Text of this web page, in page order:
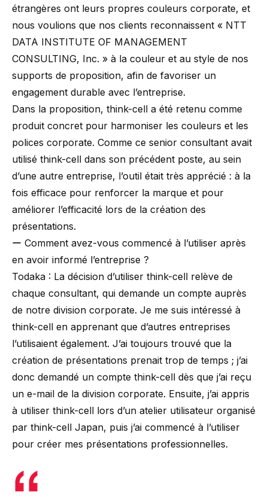
étrangères ont leurs propres couleurs corporate, et
nous voulions que nos clients reconnaissent « NTT
DATA INSTITUTE OF MANAGEMENT
CONSULTING, Inc. » à la couleur et au style de nos
supports de proposition, afin de favoriser un
engagement durable avec l’entreprise.
Dans la proposition, think-cell a été retenu comme
produit concret pour harmoniser les couleurs et les
polices corporate. Comme ce senior consultant avait
utilisé think-cell dans son précédent poste, au sein
d’une autre entreprise, l’outil était très apprécié : à la
fois efficace pour renforcer la marque et pour
améliorer l’efficacité lors de la création des
présentations.
ー Comment avez-vous commencé à l’utiliser après
en avoir informé l’entreprise ?
Todaka : La décision d’utiliser think-cell relève de
chaque consultant, qui demande un compte auprès
de notre division corporate. Je me suis intéressé à
think-cell en apprenant que d’autres entreprises
l’utilisaient également. J’ai toujours trouvé que la
création de présentations prenait trop de temps ; j’ai
donc demandé un compte think-cell dès que j’ai reçu
un e-mail de la division corporate. Ensuite, j’ai appris
à utiliser think-cell lors d’un atelier utilisateur organisé
par think-cell Japan, puis j’ai commencé à l’utiliser
pour créer mes présentations professionnelles.